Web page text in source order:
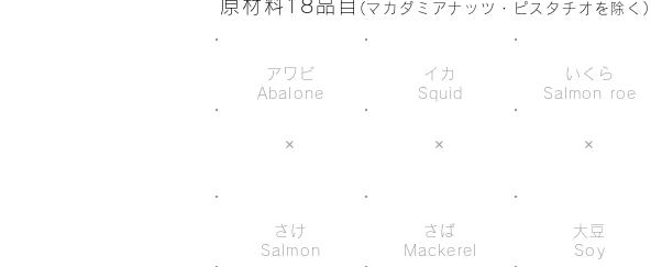
原材料18品目 (マカダミアナッツ・ピスタチオを除く)
Abalone
アワビ
×
Squid
イカ
×
Salmon roe
いくら
×
Salmon
さけ
Mackerel
さば
Soy
大豆